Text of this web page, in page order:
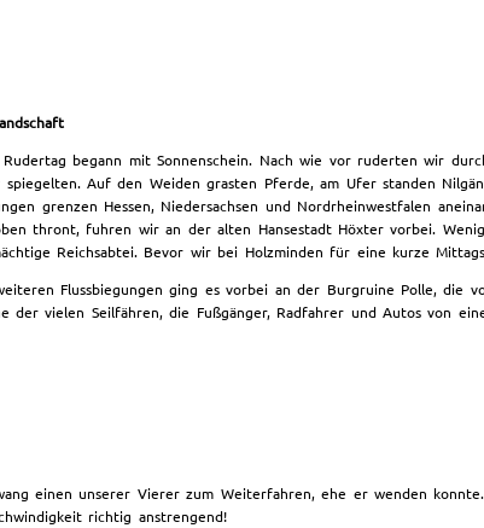
begann mit Sonnenschein. Nach wie vor ruderten wir
spiegelten. Auf den Weiden grasten Pferde, am Ufer standen
grenzen Hessen, Niedersachsen und Nordrheinwestfalen
thront, fuhren wir an der alten Hansestadt Höxter vorbei.
Reichsabtei. Bevor wir bei Holzminden für eine kurze
Flussbiegungen ging es vorbei an der Burgruine Polle, die
der vielen Seilfähren, die Fußgänger, Radfahrer und Autos von
einen unserer Vierer zum Weiterfahren, ehe er wenden
richtig anstrengend!